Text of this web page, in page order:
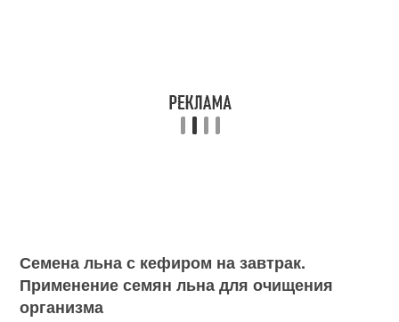
Семена льна с кефиром на завтрак.
Применение семян льна для очищения
организма